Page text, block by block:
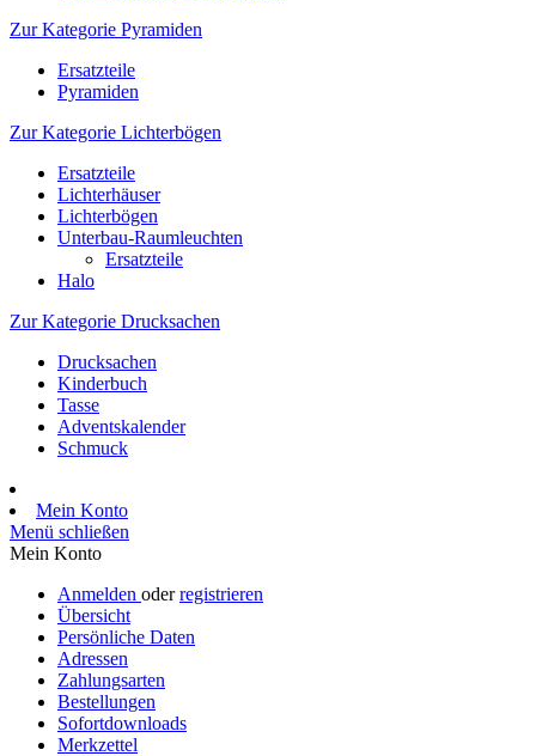
Zur Kategorie Pyramiden
Ersatzteile
Pyramiden
Zur Kategorie Lichterbögen
Ersatzteile
Lichterhäuser
Lichterbögen
Unterbau-Raumleuchten
Ersatzteile
Halo
Zur Kategorie Drucksachen
Drucksachen
Kinderbuch
Tasse
Adventskalender
Schmuck
Mein Konto
Menü schließen
Mein Konto
Anmelden oderregistrieren
Übersicht
Persönliche Daten
Adressen
Zahlungsarten
Bestellungen
Sofortdownloads
Merkzettel